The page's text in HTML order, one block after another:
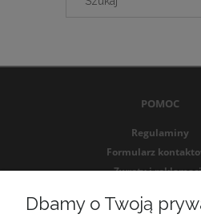
POMOC
Regulaminy
Formularz
Zwroty i
Dbamy o Twoją